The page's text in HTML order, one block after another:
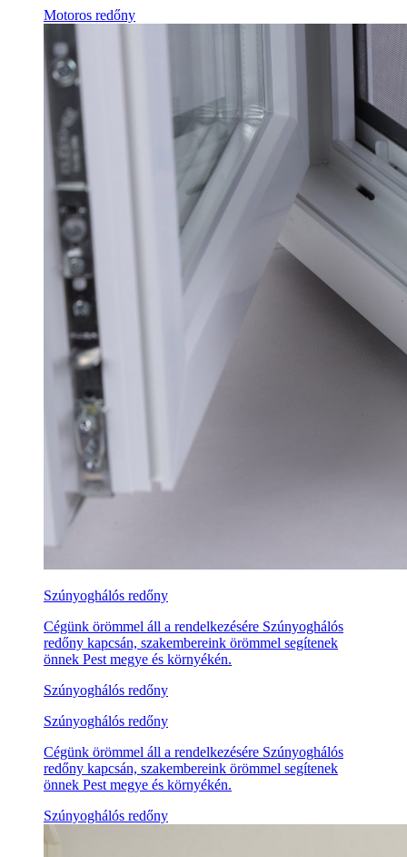
Motoros redőny
Szúnyoghálós redőny
Cégünk örömmel áll a rendelkezésére Szúnyoghálós
redőny kapcsán, szakembereink örömmel segítenek
önnek Pest megye és környékén.
Szúnyoghálós redőny
Szúnyoghálós redőny
Cégünk örömmel áll a rendelkezésére Szúnyoghálós
redőny kapcsán, szakembereink örömmel segítenek
önnek Pest megye és környékén.
Szúnyoghálós redőny